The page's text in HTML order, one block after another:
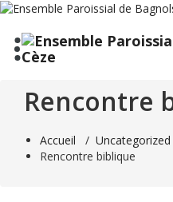
Aller
contenu
Rencontre
Accueil / Uncategorized
Rencontre biblique